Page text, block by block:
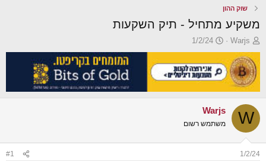
שוק ההון
משקיע מתחיל - תיק השקעות
פ
ו
ת
ח
ה
נ
ו
ש
א
Warjs
פ
ו
ר
ס
ם
ב
א
ר
1/2/24
W
Warjs
משתמש רשום
1/2/24
#1